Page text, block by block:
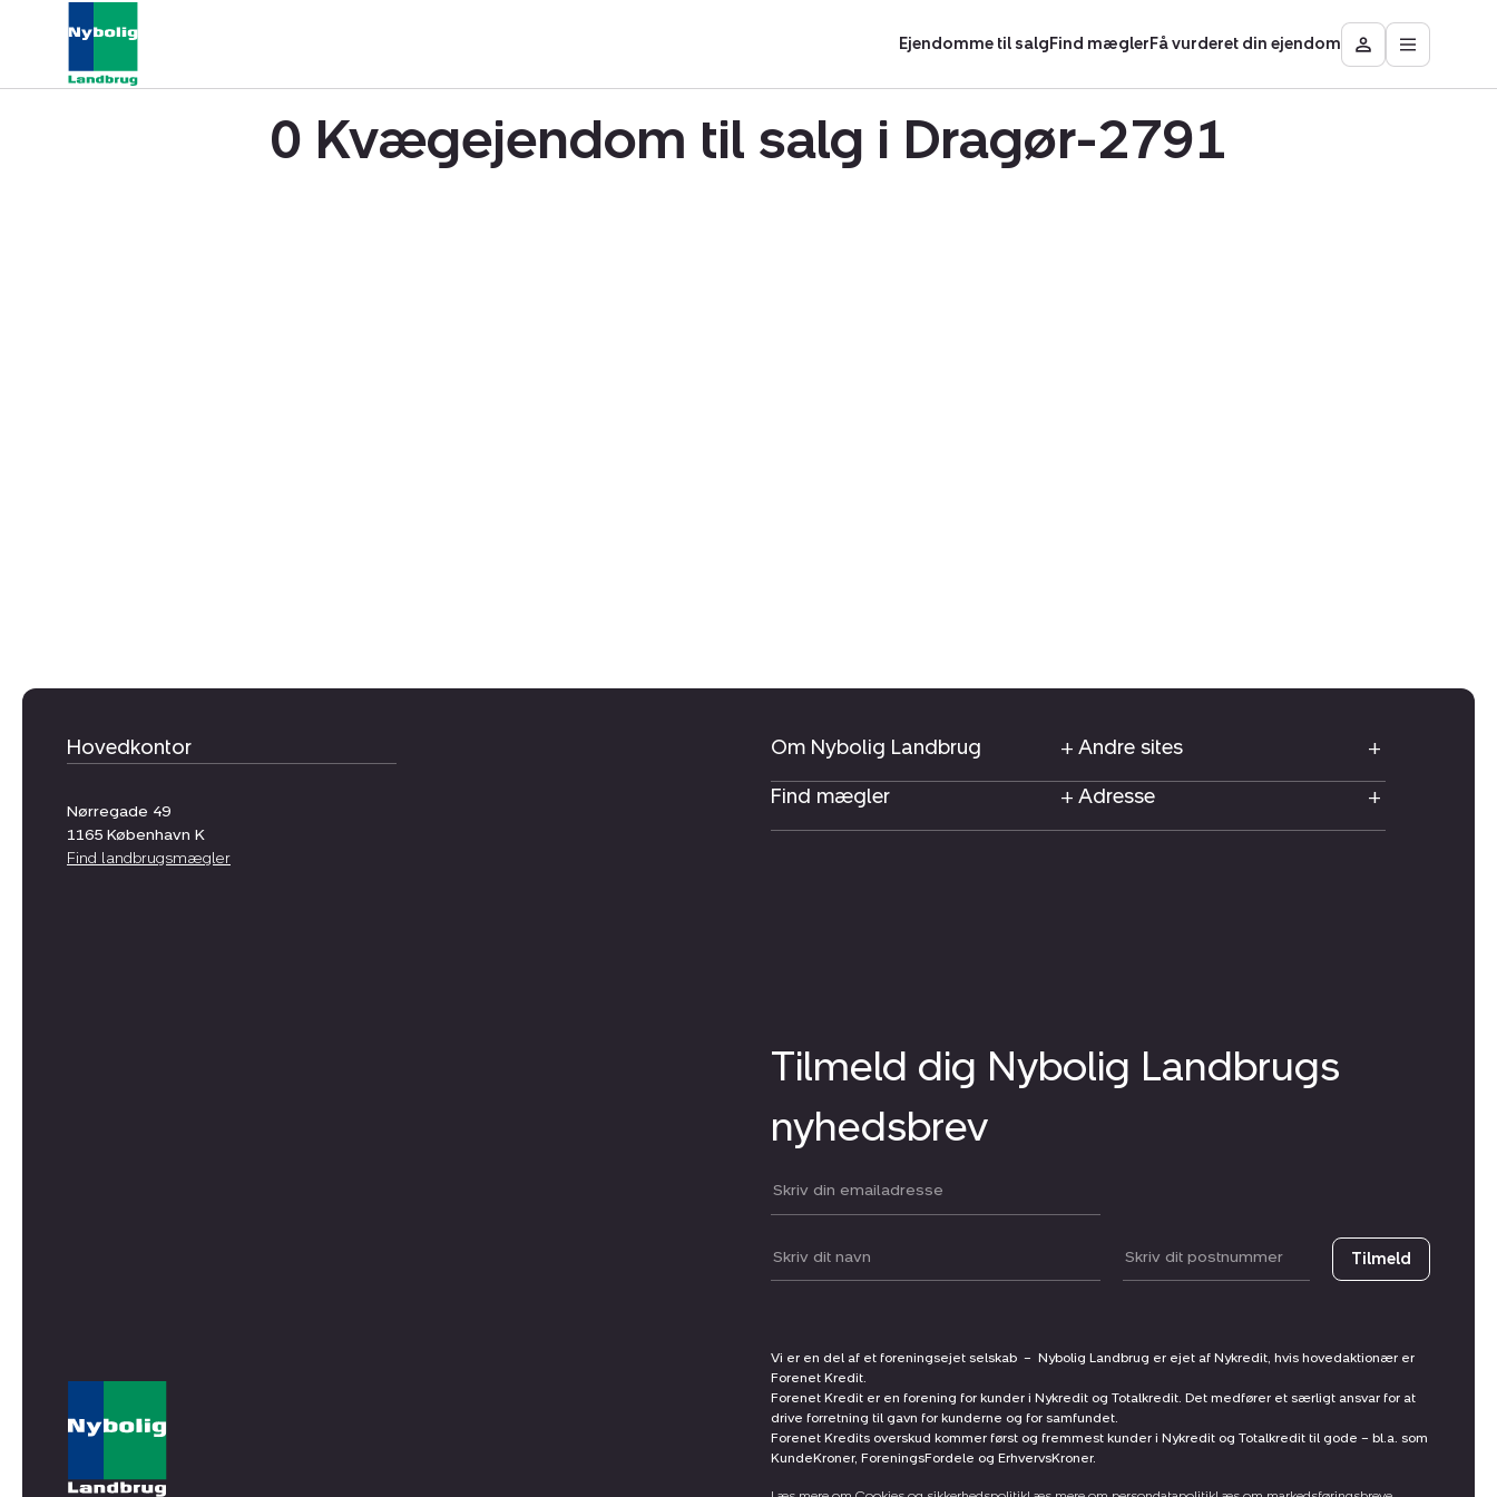
Ejendomme til salgFind mæglerFå vurderet din ejendom
Besøg
Mit
Åbn
0 Kvægejendom til salg i Dragør-2791
Hovedkontor
Nørregade 49
1165 København K
Find landbrugsmægler
Om Nybolig Landbrug
Andre sites
Find mægler
Adresse
Tilmeld dig Nybolig Landbrugs
nyhedsbrev
Din email:
Dit navn: Postnummer Tilmeld
Vi er en del af et foreningsejet selskab – Nybolig Landbrug er ejet af Nykredit, hvis hovedaktionær er
Forenet Kredit.
Forenet Kredit er en forening for kunder i Nykredit og Totalkredit. Det medfører et særligt ansvar for at
drive forretning til gavn for kunderne og for samfundet.
Forenet Kredits overskud kommer først og fremmest kunder i Nykredit og Totalkredit til gode – bl.a. som
KundeKroner, ForeningsFordele og ErhvervsKroner.